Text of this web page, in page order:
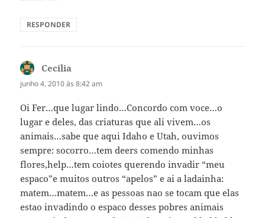
RESPONDER
Cecilia
junho 4, 2010 às 8:42 am
Oi Fer…que lugar lindo…Concordo com voce…o
lugar e deles, das criaturas que ali vivem…os
animais…sabe que aqui Idaho e Utah, ouvimos
sempre: socorro…tem deers comendo minhas
flores,help…tem coiotes querendo invadir “meu
espaco”e muitos outros “apelos” e ai a ladainha:
matem…matem…e as pessoas nao se tocam que elas
estao invadindo o espaco desses pobres animais